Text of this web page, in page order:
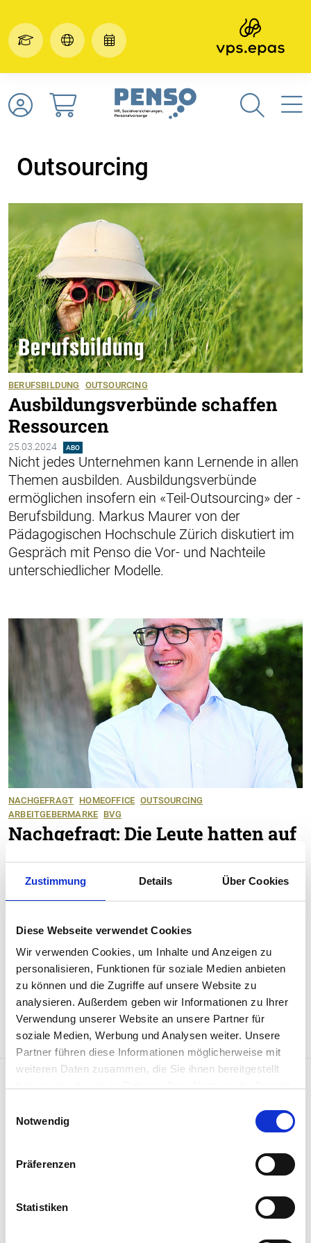
Zustimmung Details Über Cookies
Diese Webseite verwendet Cookies
Wir verwenden Cookies, um Inhalte und Anzeigen zu
personalisieren, Funktionen für soziale Medien anbieten
zu können und die Zugriffe auf unsere Website zu
analysieren. Außerdem geben wir Informationen zu Ihrer
Verwendung unserer Website an unsere Partner für
soziale Medien, Werbung und Analysen weiter. Unsere
Partner führen diese Informationen möglicherweise mit
weiteren Daten zusammen, die Sie ihnen bereitgestellt
Notwendig
Präferenzen
Statistiken
Outsourcing
BERUFSBILDUNG OUTSOURCING
Ausbildungsverbünde schaffen
Ressourcen
25.03.2024 ABO
Nicht jedes Unternehmen kann Lernende in allen
Themen ausbilden. Aus­bildungsverbünde
ermöglichen insofern ein «Teil-Outsourcing» der ­
Berufsbildung. Markus Maurer von der
Pädagogischen Hochschule Zürich diskutiert im
Gespräch mit Penso die Vor- und Nachteile
unterschiedlicher Modelle.
NACHGEFRAGT HOMEOFFICE OUTSOURCING
ARBEITGEBERMARKE BVG
Nachgefragt: Die Leute hatten auf
18.10.2021
Outsourcing von HR ist im Trend. Die
Dienstleistungen von Shared Services geführt.
Aber man kann nicht alles auslagern.
Penso versteht sich als Begleiterin, Ratgeberin
Weiterbildungsangebot für HR- und